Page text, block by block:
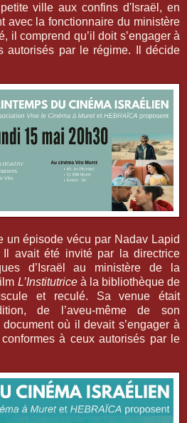
ville aux confins d'Israël, en
avec la fonctionnaire du ministère
il comprend qu’il doit s’engager à
autorisés par le régime. Il décide
un épisode vécu par Nadav Lapid
Il avait été invité par la directrice
d’Israël au ministère de la
L’Institutriceà la bibliothèque de
et reculé. Sa venue était
de l’aveu-même de son
où il devait s’engager à
à ceux autorisés par le